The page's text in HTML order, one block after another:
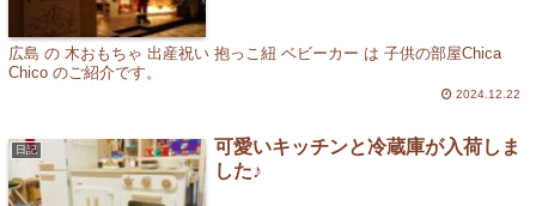
広島 の 木おもちゃ 出産祝い 抱っこ紐 ベビーカー は 子供の部屋Chica
Chico のご紹介です。
2024.12.22
日記
可愛いキッチンと冷蔵庫が入荷しま
した♪